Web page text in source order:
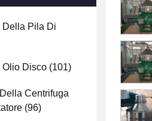
Della Pila Di
Olio Disco (101)
Centrifuga
(96)